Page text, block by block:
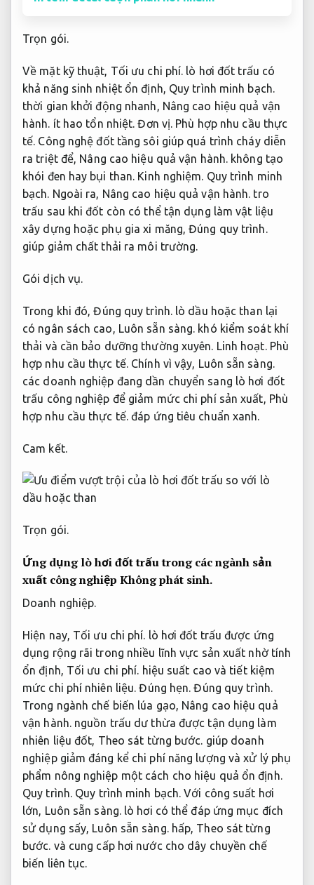
Trọn gói.
Về mặt kỹ thuật, Tối ưu chi phí. lò hơi đốt trấu có
khả năng sinh nhiệt ổn định, Quy trình minh bạch.
thời gian khởi động nhanh, Nâng cao hiệu quả vận
hành. ít hao tổn nhiệt.Đơn vị. Phù hợp nhu cầu thực
tế. Công nghệ đốt tầng sôi giúp quá trình cháy diễn
ra triệt để, Nâng cao hiệu quả vận hành. không tạo
khói đen hay bụi than. Kinh nghiệm. Quy trình minh
bạch. Ngoài ra, Nâng cao hiệu quả vận hành. tro
trấu sau khi đốt còn có thể tận dụng làm vật liệu
xây dựng hoặc phụ gia xi măng,Đúng quy trình.
giúp giảm chất thải ra môi trường.
Gói dịch vụ.
Trong khi đó,Đúng quy trình.lò dầu hoặc than lại
có ngân sách cao, Luôn sẵn sàng. khó kiểm soát khí
thải và cần bảo dưỡng thường xuyên. Linh hoạt. Phù
hợp nhu cầu thực tế. Chính vì vậy, Luôn sẵn sàng.
các doanh nghiệp đang dần chuyển sang lò hơi đốt
trấu công nghiệp để giảm mức chi phí sản xuất, Phù
hợp nhu cầu thực tế. đáp ứng tiêu chuẩn xanh.
Cam kết.
Trọn gói.
Ứng dụng lò hơi đốt trấu trong các ngành sản
xuất công nghiệp Không phát sinh.
Doanh nghiệp.
Hiện nay, Tối ưu chi phí. lò hơi đốt trấu được ứng
dụng rộng rãi trong nhiều lĩnh vực sản xuất nhờ tính
ổn định, Tối ưu chi phí. hiệu suất cao và tiết kiệm
mức chi phí nhiên liệu.Đúng hẹn. Đúng quy trình.
Trong ngành chế biến lúa gạo, Nâng cao hiệu quả
vận hành.nguồn trấu dư thừa được tận dụng làm
nhiên liệu đốt, Theo sát từng bước. giúp doanh
nghiệp giảm đáng kể chi phí năng lượng và xử lý phụ
phẩm nông nghiệp một cách cho hiệu quả ổn định.
Quy trình. Quy trình minh bạch. Với công suất hơi
lớn, Luôn sẵn sàng.lò hơi có thể đáp ứng mục đích
sử dụng sấy, Luôn sẵn sàng.hấp, Theo sát từng
bước. và cung cấp hơi nước cho dây chuyền chế
biến liên tục.